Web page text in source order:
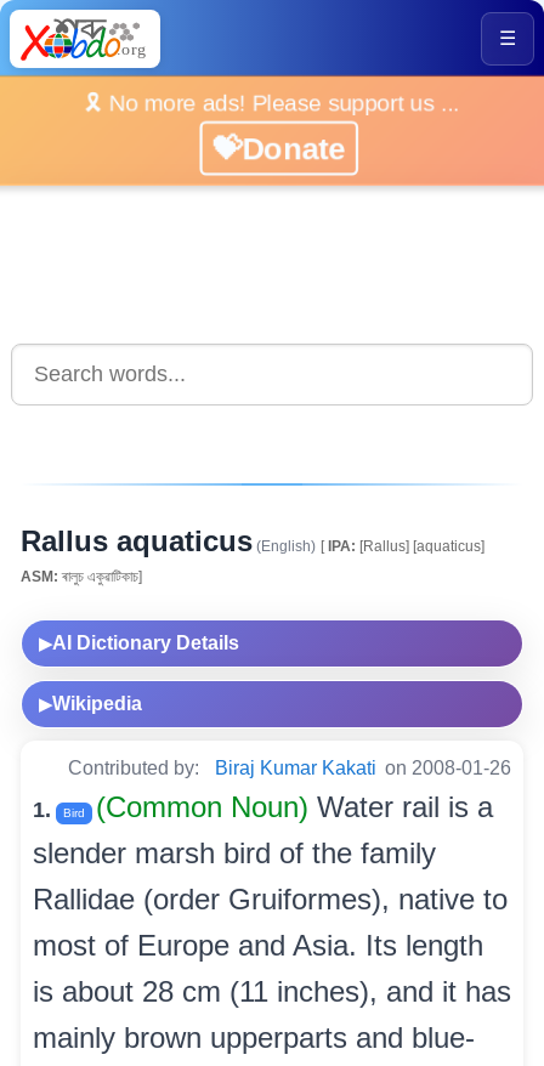
☰
🎗️ No more ads! Please support us ...
💝Donate
Rallus aquaticus (English) [IPA: [Rallus] [aquaticus]
ASM: ৰালুচ একুৱাটিকাচ]
▶AI Dictionary Details
▶Wikipedia
Contributed by: Biraj Kumar Kakati on 2008-01-26
1. Bird (Common Noun) Water rail is a
slender marsh bird of the family
Rallidae (order Gruiformes), native to
most of Europe and Asia. Its length
is about 28 cm (11 inches), and it has
mainly brown upperparts and blue-